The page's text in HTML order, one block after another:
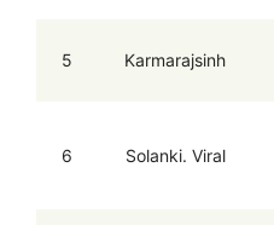
5 Karmarajsinh
6 Solanki. Viral